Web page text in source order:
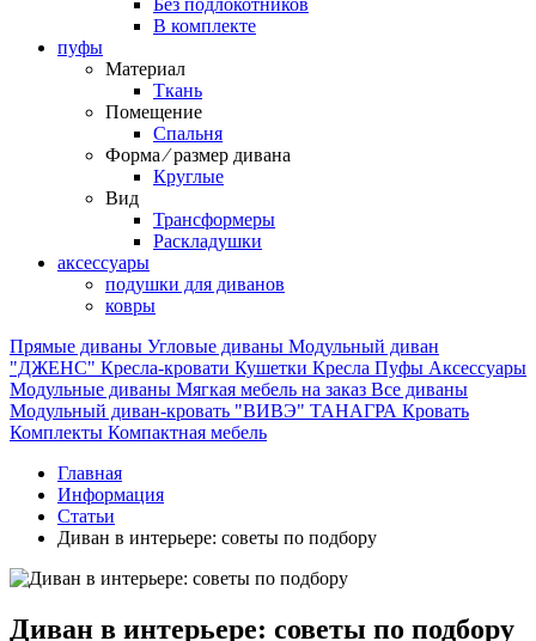
Без подлокотников
В комплекте
пуфы
Материал
Ткань
Помещение
Спальня
Форма ⁄ размер дивана
Круглые
Вид
Трансформеры
Раскладушки
аксессуары
подушки для диванов
ковры
Прямые диваны Угловые диваны Модульный диван
"ДЖЕНС" Кресла-кровати Кушетки Кресла Пуфы Аксессуары
Модульные диваны Мягкая мебель на заказ Все диваны
Модульный диван-кровать "ВИВЭ" ТАНАГРА Кровать
Комплекты Компактная мебель
Главная
Информация
Статьи
Диван в интерьере: советы по подбору
Диван в интерьере: советы по подбору